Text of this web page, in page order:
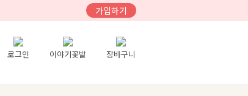
가입하기
로그인 이야기꽃밭 장바구니